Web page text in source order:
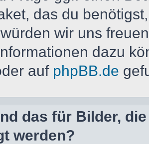
das du
wir uns
dazu
auf phpBB.de
das für Bilder,
werden?